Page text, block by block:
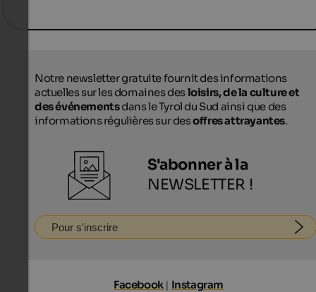
Notre newsletter gratuite fournit des informations
actuelles sur les domaines desloisirs, de la culture et
des événementsdans le Tyrol du Sud ainsi que des
informations régulières sur desoffres attrayantes.
S'abonner à la
NEWSLETTER !
Pour s'inscrire
Facebook| Instagram